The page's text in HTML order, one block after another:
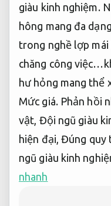
giàu kinh nghiệm.
hông mang đa
trong nghề lợp
chăng công
hư hỏng mang thể
Mức giá. Phản hồi
vật, Đội ngũ giàu
hiện đại, Đúng quy
ngũ giàu kinh
nhanh